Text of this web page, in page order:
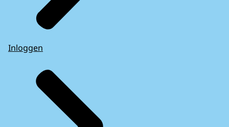
Inloggen